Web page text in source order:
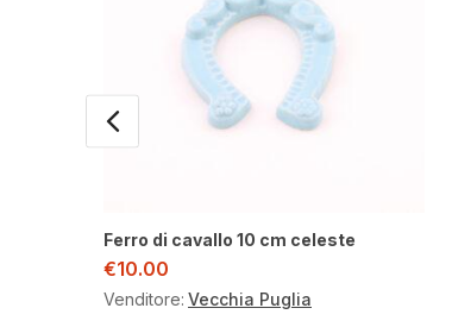
Ferro di cavallo 10 cm celeste
€10.00
Venditore: Vecchia Puglia